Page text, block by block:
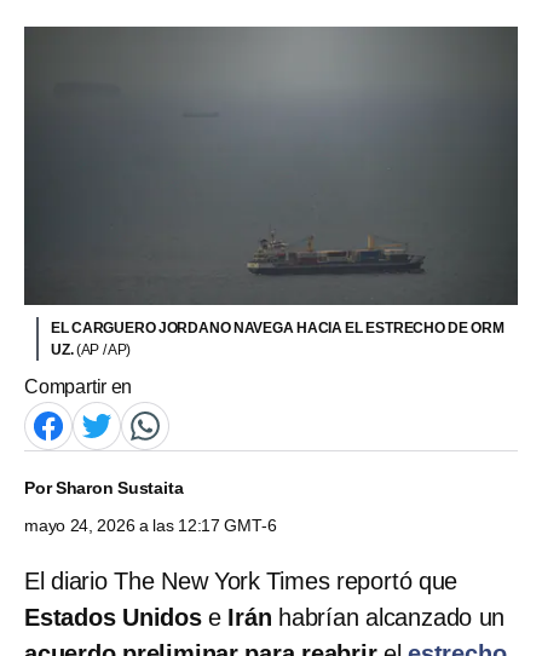
EL CARGUERO JORDANO NAVEGA HACIA EL ESTRECHO DE ORM
UZ.(AP / AP)
Compartir en
PorSharon Sustaita
mayo 24, 2026 a las 12:17 GMT-6
El diario The New York Times reportó que
Estados Unidose Irán habrían alcanzado un